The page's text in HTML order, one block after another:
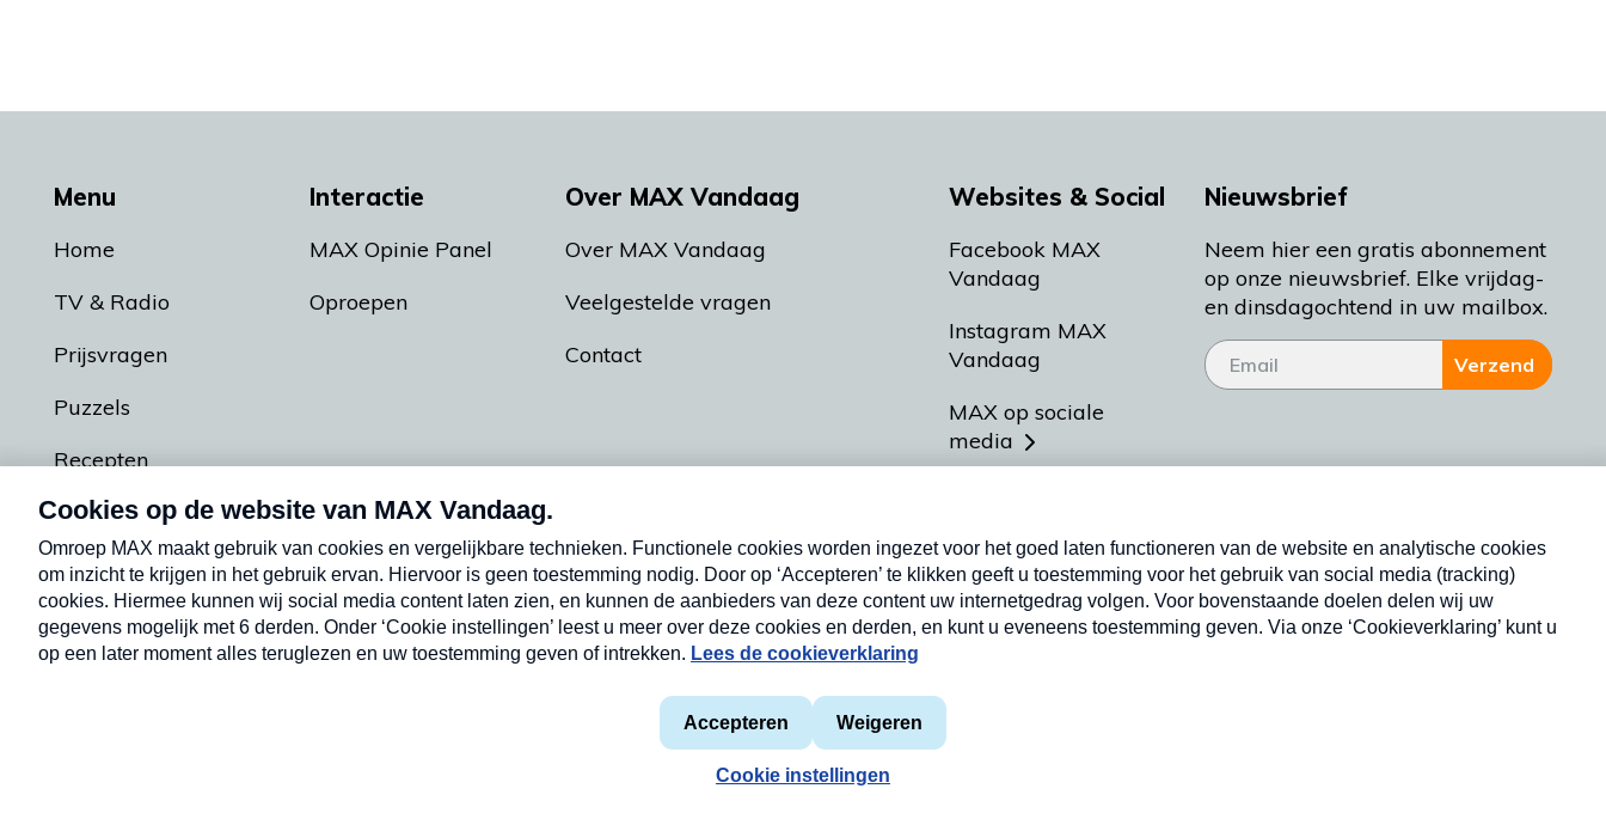
Menu
Home
TV & Radio
Prijsvragen
Puzzels
Recepten
Podcasts
Interactie
MAX Opinie Panel
Oproepen
Over MAX Vandaag
Over MAX Vandaag
Veelgestelde vragen
Contact
Websites & Social
Facebook MAX
Vandaag
Instagram MAX
Vandaag
MAX op sociale
media
Meldpunt Actueel
Heel Holland Bakt
Nieuwsbrief
Neem hier een gratis abonnement
op onze nieuwsbrief. Elke vrijdag-
en dinsdagochtend in uw mailbox.
Verzend
Privacyverklaring
Cookieverklaring
Nieuwsbrief
Neem hier een gratis abonnement op onze